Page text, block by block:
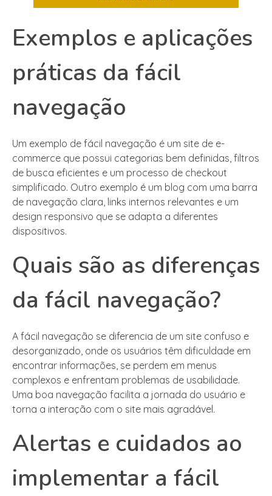
Exemplos e aplicações
práticas da fácil
navegação
Um exemplo de fácil navegação é um site de e-
commerce que possui categorias bem definidas, filtros
de busca eficientes e um processo de checkout
simplificado. Outro exemplo é um blog com uma barra
de navegação clara, links internos relevantes e um
design responsivo que se adapta a diferentes
dispositivos.
Quais são as diferenças
da fácil navegação?
A fácil navegação se diferencia de um site confuso e
desorganizado, onde os usuários têm dificuldade em
encontrar informações, se perdem em menus
complexos e enfrentam problemas de usabilidade.
Uma boa navegação facilita a jornada do usuário e
torna a interação com o site mais agradável.
Alertas e cuidados ao
implementar a fácil